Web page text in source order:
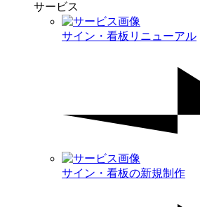
サービス
サイン・看板リニューアル
サイン・看板の新規制作